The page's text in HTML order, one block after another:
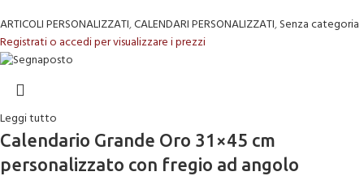
ARTICOLI PERSONALIZZATI,CALENDARI PERSONALIZZATI,Senza categoria
Registrati o accedi per visualizzare i prezzi
Leggi tutto
Calendario Grande Oro 31×45 cm
personalizzato con fregio ad angolo